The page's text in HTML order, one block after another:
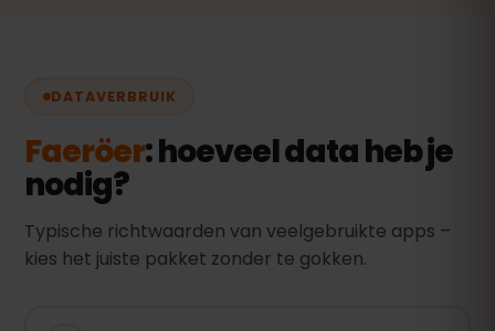
DATAVERBRUIK
Faeröer: hoeveel data heb je
nodig?
Typische richtwaarden van veelgebruikte apps –
kies het juiste pakket zonder te gokken.